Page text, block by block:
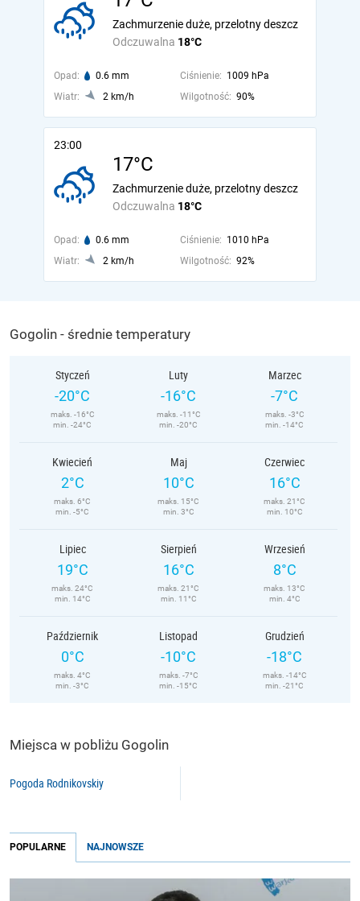
Odczuwalna 18°C
Zachmurzenie duże, przelotny deszcz
Opad: 0.6 mm Ciśnienie: 1009 hPa
Wiatr:
2 km/h Wilgotność: 90%
23:00
17°C
Odczuwalna 18°C
Zachmurzenie duże, przelotny deszcz
Opad: 0.6 mm Ciśnienie: 1010 hPa
Wiatr:
2 km/h Wilgotność: 92%
Gogolin - średnie temperatury
Styczeń
-20°C
maks. -16°C
min. -24°C
Luty
-16°C
maks. -11°C
min. -20°C
Marzec
-7°C
maks. -3°C
min. -14°C
Kwiecień
2°C
maks. 6°C
min. -5°C
Maj
10°C
maks. 15°C
min. 3°C
Czerwiec
16°C
maks. 21°C
min. 10°C
Lipiec
19°C
maks. 24°C
min. 14°C
Sierpień
16°C
maks. 21°C
min. 11°C
Wrzesień
8°C
maks. 13°C
min. 4°C
Październik
0°C
maks. 4°C
min. -3°C
Listopad
-10°C
maks. -7°C
min. -15°C
Grudzień
-18°C
maks. -14°C
min. -21°C
Miejsca w pobliżu Gogolin
Pogoda Rodnikovskiy
POPULARNE NAJNOWSZE